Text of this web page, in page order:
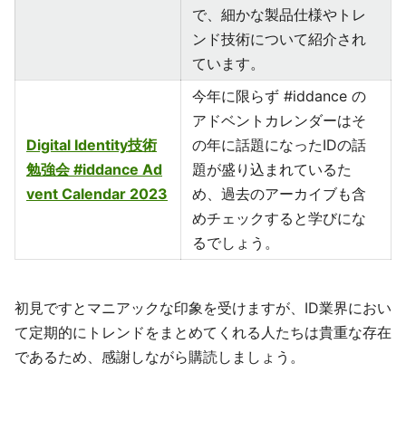
で、細かな製品仕様やトレ
ンド技術について紹介され
ています。
Digital Identity技術
勉強会 #iddance Ad
vent Calendar 2023
今年に限らず #iddance の
アドベントカレンダーはそ
の年に話題になったIDの話
題が盛り込まれているた
め、過去のアーカイブも含
めチェックすると学びにな
るでしょう。
初見ですとマニアックな印象を受けますが、ID業界におい
て定期的にトレンドをまとめてくれる人たちは貴重な存在
であるため、感謝しながら購読しましょう。